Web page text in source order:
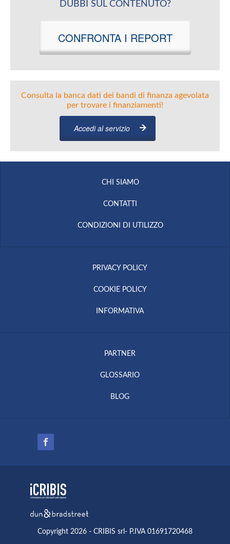
DUBBI SUL CONTENUTO?
CONFRONTA I REPORT
Consulta la banca dati dei bandi di finanza agevolata
per trovare i finanziamenti!
Accedi al servizio
CHI SIAMO
CONTATTI
CONDIZIONI DI UTILIZZO
PRIVACY POLICY
COOKIE POLICY
INFORMATIVA
PARTNER
GLOSSARIO
BLOG
Copyright 2026 - CRIBIS srl- P.IVA 01691720468